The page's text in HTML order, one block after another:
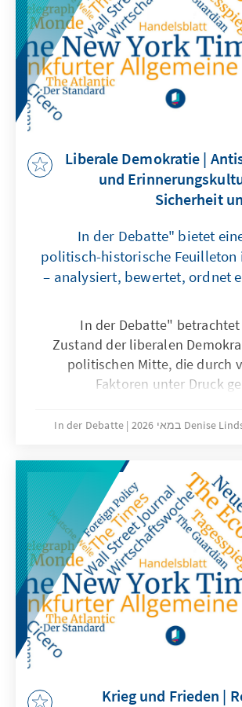
verantwortungsvollen,
Umgang mit Technologie.
sich, dass KI
wirtschaftliche und
auslöst, ihre Chancen
Gestaltung genutzt
internationale Ordnung
sicherheitspolitische
entwickeln muss, ohne
NATO dabei
Liberale Demokratie |
und
Sicherheit
"In der Debatte" bietet
politisch-historische Feuilleton
– analysiert, bewertet, ordnet
"In der Debatte"
Zustand der liberalen
politischen Mitte, die durch
Faktoren unter Druck
zunehmende Antisemitismus
Politik, Staat und Zivilgesellschaft
Sicherheitsordnung Europas
abnehmende Verlässlichkeit
deren strategische
grundlegend verändert,
Denise
In der Debatte
Krieg und Frieden |